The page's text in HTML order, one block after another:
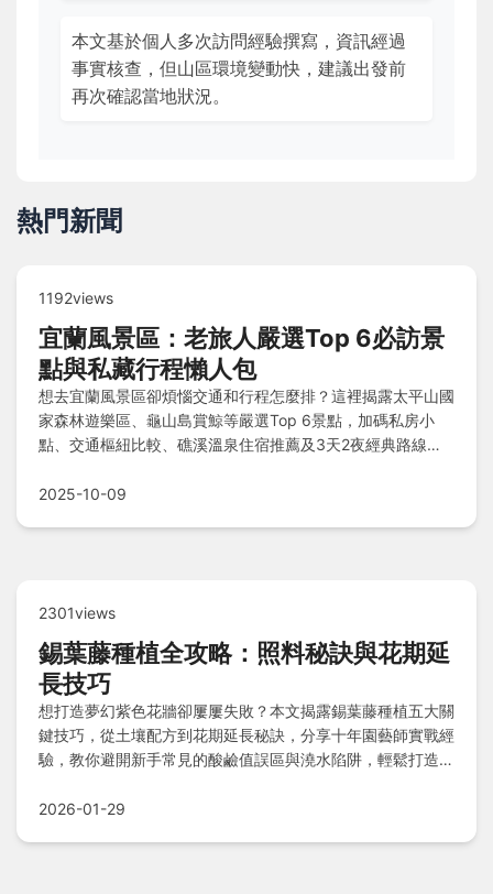
本文基於個人多次訪問經驗撰寫，資訊經過
事實核查，但山區環境變動快，建議出發前
再次確認當地狀況。
熱門新聞
1192views
宜蘭風景區：老旅人嚴選Top 6必訪景
點與私藏行程懶人包
想去宜蘭風景區卻煩惱交通和行程怎麼排？這裡揭露太平山國
家森林遊樂區、龜山島賞鯨等嚴選Top 6景點，加碼私房小
點、交通樞紐比較、礁溪溫泉住宿推薦及3天2夜經典路線，
2025-10-09
2301views
錫葉藤種植全攻略：照料秘訣與花期延
長技巧
想打造夢幻紫色花牆卻屢屢失敗？本文揭露錫葉藤種植五大關
鍵技巧，從土壤配方到花期延長秘訣，分享十年園藝師實戰經
驗，教你避開新手常見的酸鹼值誤區與澆水陷阱，輕鬆打造爆
2026-01-29